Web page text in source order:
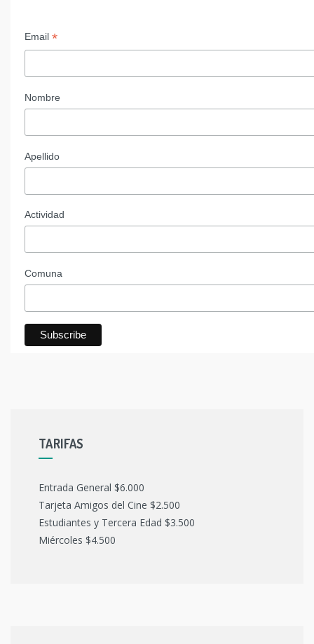
Email *
Nombre
Apellido
Actividad
Comuna
TARIFAS
Entrada General $6.000
Tarjeta Amigos del Cine $2.500
Estudiantes y Tercera Edad $3.500
Miércoles $4.500